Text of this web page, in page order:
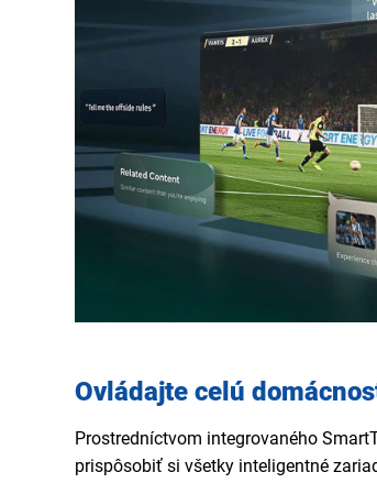
Ovládajte celú
Prostredníctvom integrovaného
prispôsobiť si všetky inteligentné